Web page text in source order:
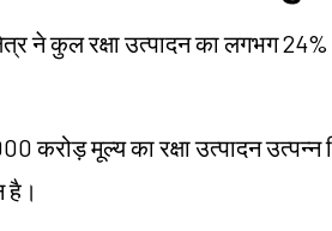
ने कुल रक्षा उत्पादन का लगभग 24%
करोड़ मूल्य का रक्षा उत्पादन उत्पन्न
है।